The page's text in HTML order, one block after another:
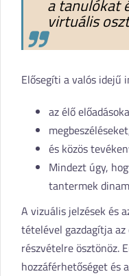
a tanulókat
virtuális
Elősegíti a valós idejű
az élő
és közös
Mindezt úgy,
tantermek
A vizuális jelzések és
tételével gazdagítja
részvételre ösztönöz.
hozzáférhetőséget és